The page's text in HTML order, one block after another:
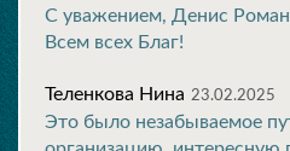
С уважением, Денис
Всем всех Благ!
Теленкова Нина 23.02.2025
Это было незабываемое